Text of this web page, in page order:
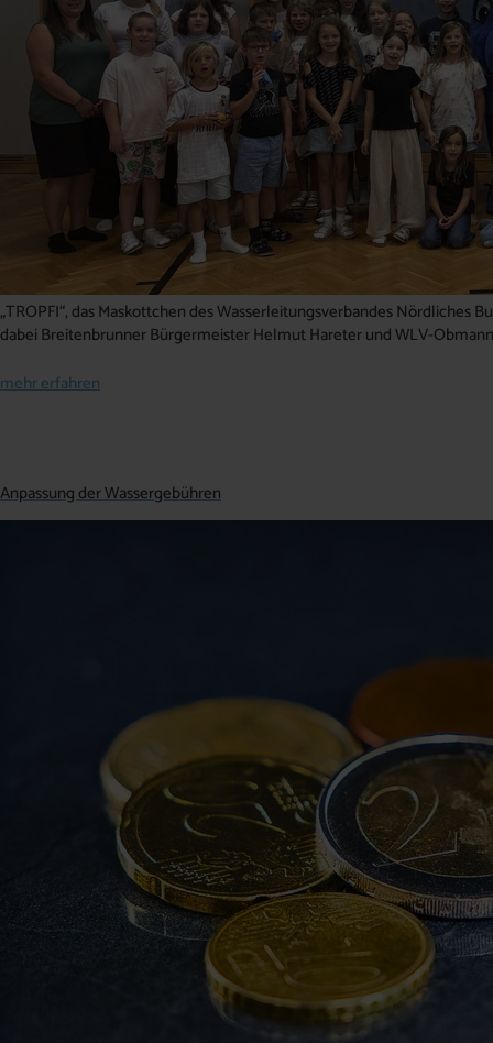
„TROPFI“, das Maskottchen des Wasserleitungsverbandes
dabei Breitenbrunner Bürgermeister Helmut Hareter und WLV-
mehr erfahren
Anpassung der Wassergebühren